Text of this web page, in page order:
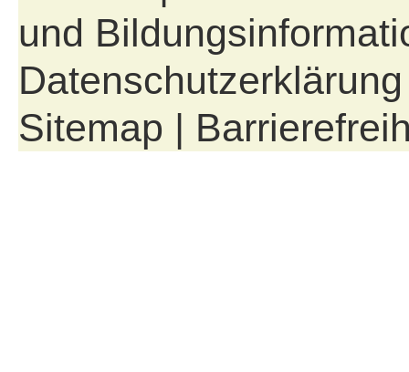
und
Datenschutzerklärung
Sitemap |